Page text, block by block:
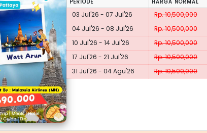
PERIODE HARGA NORMAL
03 Jul'26 - 07 Jul'26 Rp. 10,500,000
04 Jul'26 - 08 Jul'26
Rp. 10,500,000
10 Jul'26 - 14 Jul'26
Rp. 10,500,000
17 Jul'26 - 21 Jul'26
Rp. 10,500,000
31 Jul'26 - 04 Agu'26
Rp. 10,500,000